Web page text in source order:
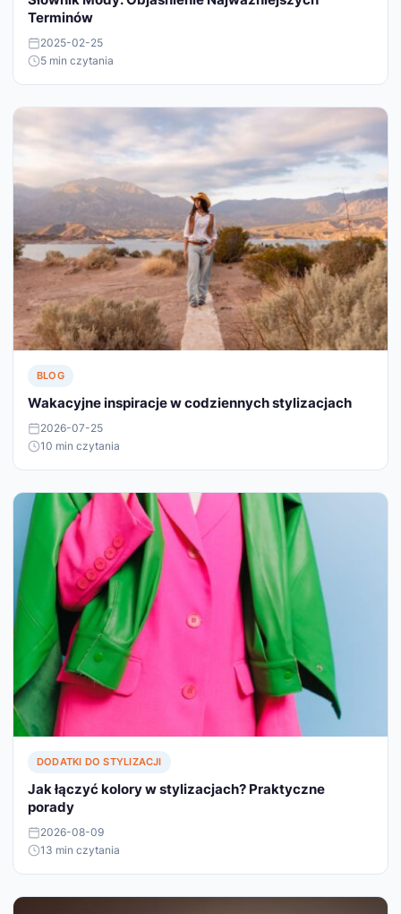
Terminów
2025-02-25
5 min czytania
BLOG
Wakacyjne inspiracje w codziennych stylizacjach
2026-07-25
10 min czytania
DODATKI DO STYLIZACJI
Jak łączyć kolory w stylizacjach? Praktyczne
porady
2026-08-09
13 min czytania